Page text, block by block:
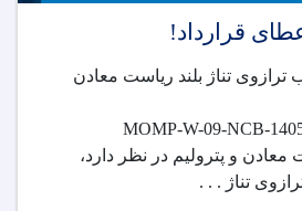
قرارداد!
ترازوی تناژ بلند ریاست معادن
و پترولیم در نظر دارد،
تناژ . . .